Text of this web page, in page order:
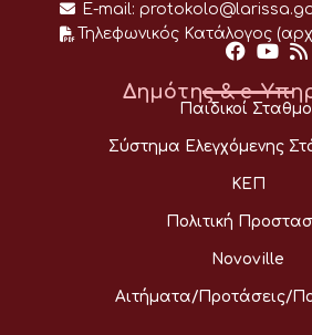
E-mail:
Τηλεφωνικός Κατάλογος
Δημότης & e-
Παιδικοί
Σύστημα Ελεγχόμενης
ΚΕΠ
Πολιτική
Novoville
Αιτήματα/Προτάσεις/